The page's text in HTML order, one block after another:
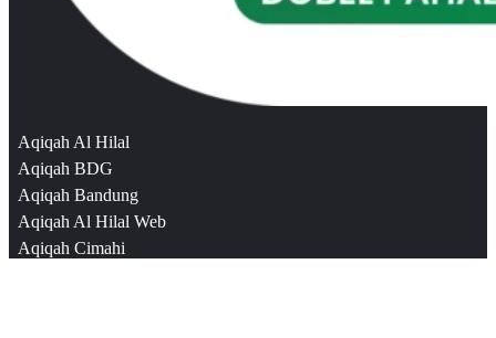
Aqiqah Al Hilal
Aqiqah BDG
Aqiqah Bandung
Aqiqah Al Hilal Web
Aqiqah Cimahi